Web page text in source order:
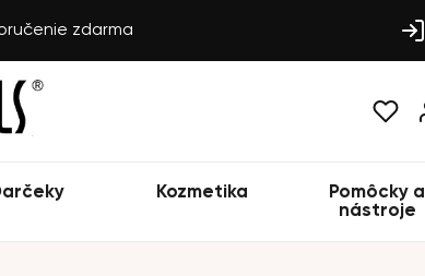
zdarma
Kozmetika
Pomôcky a
nástroje